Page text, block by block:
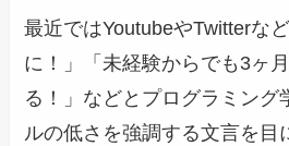
最近ではYoutubeやTwitterな
に！」「未経験からでも3ヶ
る！」などとプログラミング
ルの低さを強調する文言を目